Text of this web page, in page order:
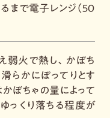
まで電子レンジ（５０
弱火で熱し、かぼち
らかにぽってりとす
ぼちゃの量によって
っくり落ちる程度が